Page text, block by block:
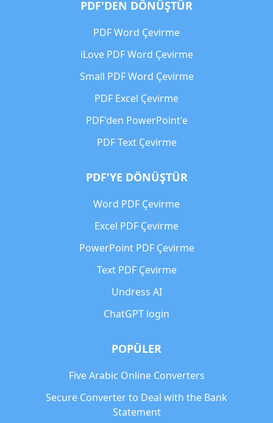
PDF'DEN DÖNÜŞTÜR
PDF Word Çevirme
iLove PDF Word Çevirme
Small PDF Word Çevirme
PDF Excel Çevirme
PDF'den PowerPoint'e
PDF Text Çevirme
PDF'YE DÖNÜŞTÜR
Word PDF Çevirme
Excel PDF Çevirme
PowerPoint PDF Çevirme
Text PDF Çevirme
Undress AI
ChatGPT login
POPÜLER
Five Arabic Online Converters
Secure Converter to Deal with the Bank
Statement